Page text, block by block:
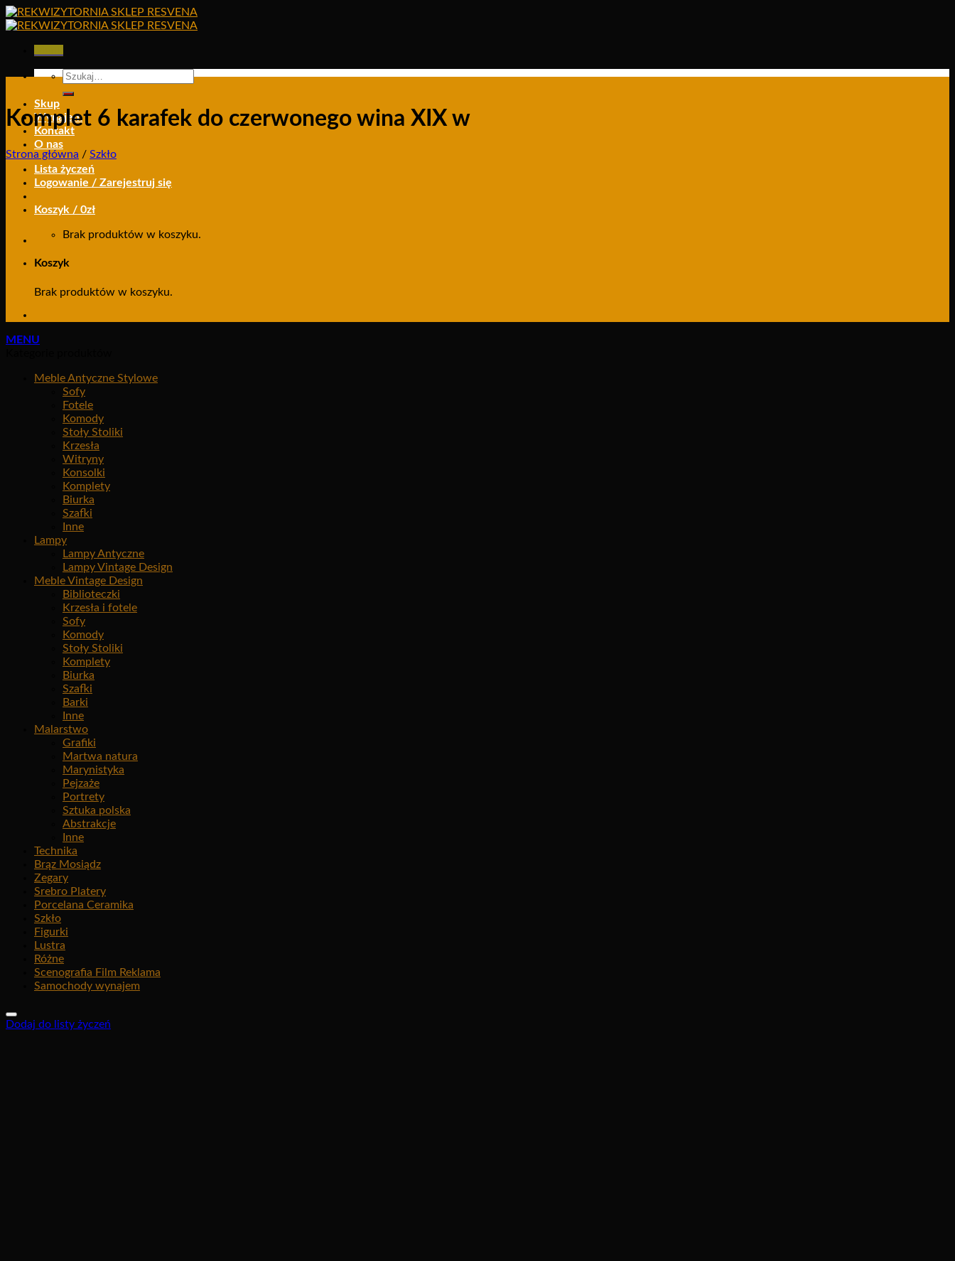
Skip
to
Szukaj:
Skup
Wynajem
Kontakt
O nas
Lista życzeń
Logowanie / Zarejestruj się
Koszyk / 0zł
Brak produktów w koszyku.
Koszyk
Brak produktów w koszyku.
Komplet 6 karafek do czerwonego wina XIX w
Strona główna / Szkło
MENU
Meble Antyczne Stylowe
Sofy
Fotele
Komody
Stoły Stoliki
Krzesła
Witryny
Konsolki
Komplety
Biurka
Szafki
Inne
Lampy
Lampy Antyczne
Lampy Vintage Design
Meble Vintage Design
Biblioteczki
Krzesła i fotele
Sofy
Komody
Stoły Stoliki
Komplety
Biurka
Szafki
Barki
Inne
Malarstwo
Grafiki
Martwa natura
Marynistyka
Pejzaże
Portrety
Sztuka polska
Abstrakcje
Inne
Technika
Brąz Mosiądz
Zegary
Srebro Platery
Porcelana Ceramika
Szkło
Figurki
Lustra
Różne
Scenografia Film Reklama
Samochody wynajem
Dodaj do listy życzeń